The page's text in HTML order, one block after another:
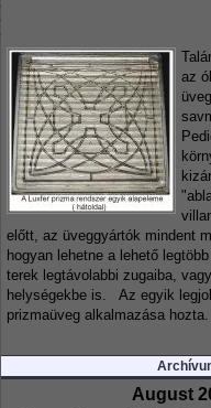
az
előtt, az üveggyártók mindent
hogyan lehetne a lehető
terek legtávolabbi zugaiba,
helységekbe is. Az egyik
prizmaüveg alkalmazása hozta.
August